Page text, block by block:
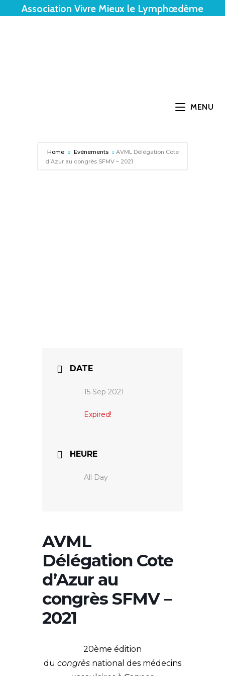
Association Vivre Mieux le Lymphœdème
MENU
Home Evénements
AVML Délégation Cote
d’Azur au congrès SFMV – 2021
DATE
15 Sep 2021
Expired!
HEURE
All Day
AVML
Délégation Cote
d’Azur au
congrès SFMV –
2021
20ème édition
du congrès national des médecins